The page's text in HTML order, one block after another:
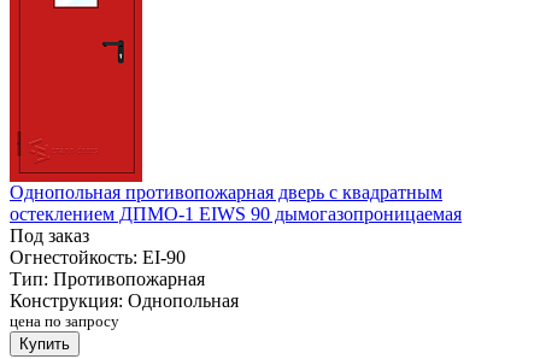
Однопольная противопожарная дверь с квадратным
остеклением ДПМО-1 EIWS 90 дымогазопроницаемая
Под заказ
Огнестойкость: EI-90
Тип: Противопожарная
Конструкция: Однопольная
цена по запросу
Купить